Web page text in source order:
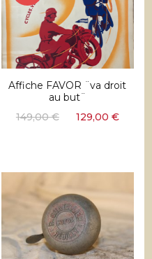
Affiche FAVOR ¨va droit
au but¨
149,00€
Le
149,00 €.
129,00 €